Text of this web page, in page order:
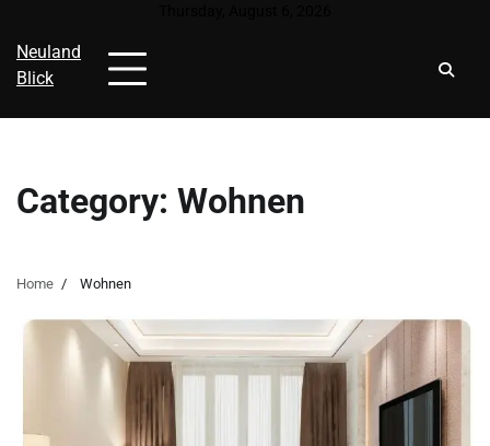
content
Neuland
Blick
Category: Wohnen
Home Wohnen